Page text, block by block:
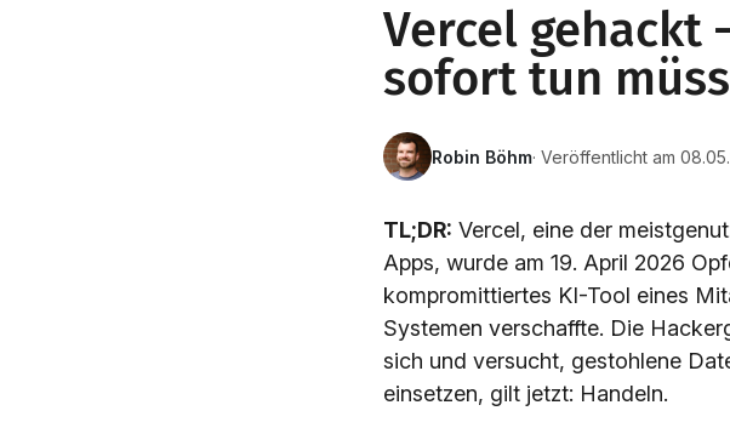
Vercel gehackt
sofort tun
Robin Böhm· Veröffentlicht am
TL;DR: Vercel, eine der
Apps, wurde am 19. April 2026
kompromittiertes KI-Tool eines
Systemen verschaffte. Die
sich und versucht, gestohlene
einsetzen, gilt jetzt: Handeln.